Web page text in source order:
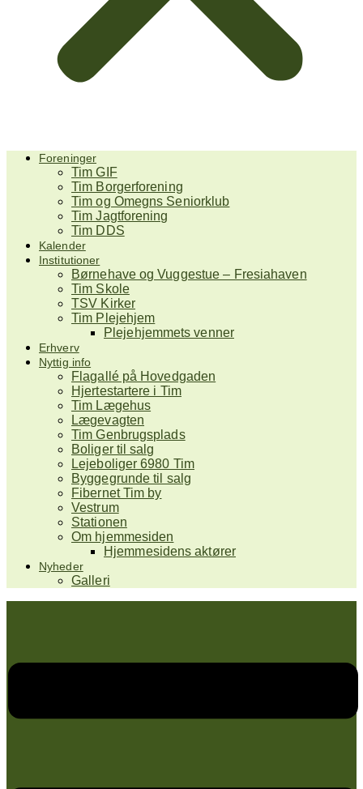
Foreninger
Tim GIF
Tim Borgerforening
Tim og Omegns Seniorklub
Tim Jagtforening
Tim DDS
Kalender
Institutioner
Børnehave og Vuggestue – Fresiahaven
Tim Skole
TSV Kirker
Tim Plejehjem
Plejehjemmets venner
Erhverv
Nyttig info
Flagallé på Hovedgaden
Hjertestartere i Tim
Tim Lægehus
Lægevagten
Tim Genbrugsplads
Boliger til salg
Lejeboliger 6980 Tim
Byggegrunde til salg
Fibernet Tim by
Vestrum
Stationen
Om hjemmesiden
Hjemmesidens aktører
Nyheder
Galleri